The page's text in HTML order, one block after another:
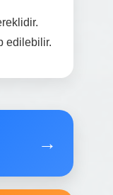
edilebilir.
→